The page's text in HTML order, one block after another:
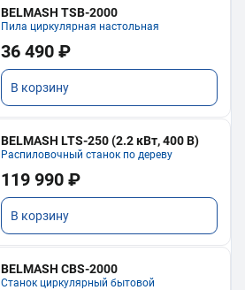
BELMASH TSB-2000
Пила циркулярная настольная
36 490 ₽
В корзину
BELMASH LTS-250 (2.2 кВт, 400 В)
Распиловочный станок по дереву
119 990 ₽
В корзину
BELMASH CBS-2000
Станок циркулярный бытовой